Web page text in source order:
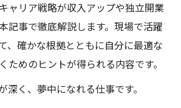
ャリア戦略が収入アップや独立開業
記事で徹底解説します。現場で活躍
、確かな根拠とともに自分に最適な
ためのヒントが得られる内容です。
深く、夢中になれる仕事です。